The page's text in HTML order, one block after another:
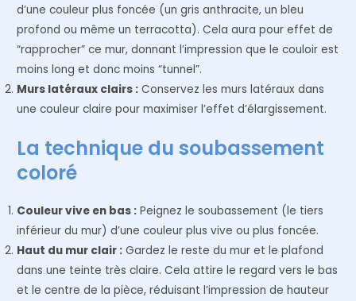
d’une couleur plus foncée (un gris anthracite, un bleu
profond ou même un terracotta). Cela aura pour effet de
“rapprocher” ce mur, donnant l’impression que le couloir est
moins long et donc moins “tunnel”.
Murs latéraux clairs : Conservez les murs latéraux dans
une couleur claire pour maximiser l’effet d’élargissement.
La technique du soubassement
coloré
Couleur vive en bas : Peignez le soubassement (le tiers
inférieur du mur) d’une couleur plus vive ou plus foncée.
Haut du mur clair : Gardez le reste du mur et le plafond
dans une teinte très claire. Cela attire le regard vers le bas
et le centre de la pièce, réduisant l’impression de hauteur